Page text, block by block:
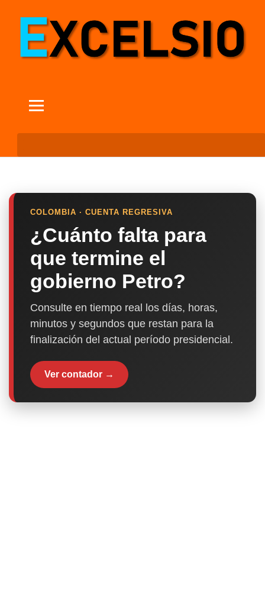
COLOMBIA · CUENTA REGRESIVA
¿Cuánto falta para
que termine el
gobierno Petro?
Consulte en tiempo real los días, horas,
minutos y segundos que restan para la
finalización del actual período presidencial.
Ver contador →